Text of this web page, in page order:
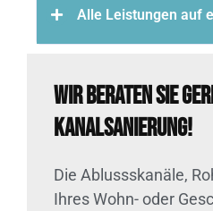
Alle Leistungen auf
Wir beraten Sie
Kanalsanierung!
Die Ablussskanäle,
Ihres Wohn- oder